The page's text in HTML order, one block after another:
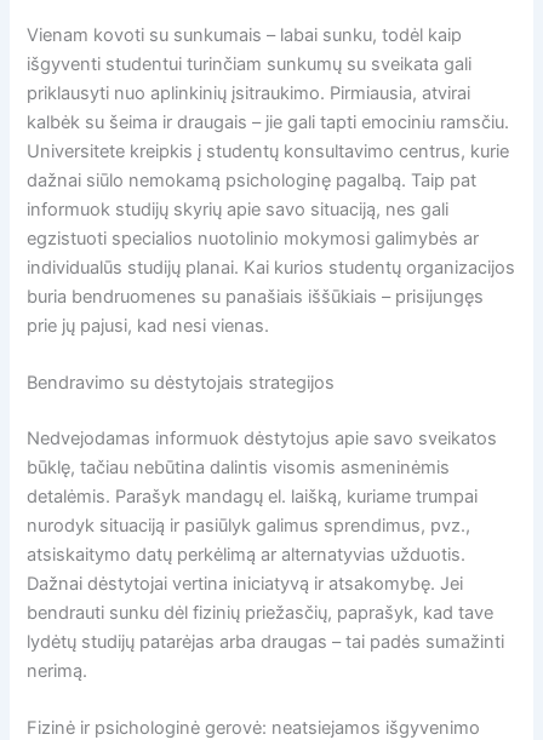
Vienam kovoti su sunkumais – labai sunku, todėl kaip
išgyventi studentui turinčiam sunkumų su sveikata gali
priklausyti nuo aplinkinių įsitraukimo. Pirmiausia, atvirai
kalbėk su šeima ir draugais – jie gali tapti emociniu ramsčiu.
Universitete kreipkis į studentų konsultavimo centrus, kurie
dažnai siūlo nemokamą psichologinę pagalbą. Taip pat
informuok studijų skyrių apie savo situaciją, nes gali
egzistuoti specialios nuotolinio mokymosi galimybės ar
individualūs studijų planai. Kai kurios studentų organizacijos
buria bendruomenes su panašiais iššūkiais – prisijungęs
prie jų pajusi, kad nesi vienas.
Bendravimo su dėstytojais strategijos
Nedvejodamas informuok dėstytojus apie savo sveikatos
būklę, tačiau nebūtina dalintis visomis asmeninėmis
detalėmis. Parašyk mandagų el. laišką, kuriame trumpai
nurodyk situaciją ir pasiūlyk galimus sprendimus, pvz.,
atsiskaitymo datų perkėlimą ar alternatyvias užduotis.
Dažnai dėstytojai vertina iniciatyvą ir atsakomybę. Jei
bendrauti sunku dėl fizinių priežasčių, paprašyk, kad tave
lydėtų studijų patarėjas arba draugas – tai padės sumažinti
nerimą.
Fizinė ir psichologinė gerovė: neatsiejamos išgyvenimo